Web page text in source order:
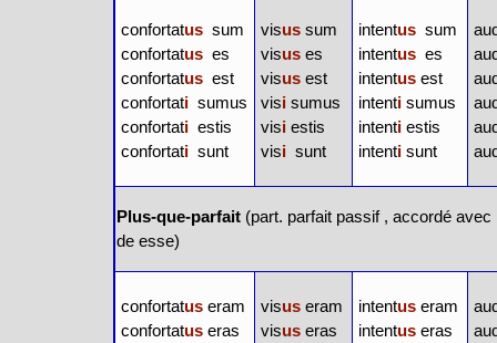
confortatus sum
confortatus es
confortatus est
confortati sumus
confortati estis
confortati sunt
visus sum
visus es
visus est
visi sumus
visi estis
visi sunt
intentus sum
intentus es
intentus est
intenti sumus
intenti estis
intenti sunt
Plus-que-parfait (part. parfait passif, accordé avec
deesse)
confortatus eram
confortatus eras
visuseram
visus eras
intentus eram
intentus eras